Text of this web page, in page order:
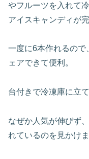
やフルーツを入れて
アイスキャンディが完
一度に6本作れるので
ェアできて便利。
台付きで冷凍庫に立
なぜか人気が伸びず
れているのを見かけま